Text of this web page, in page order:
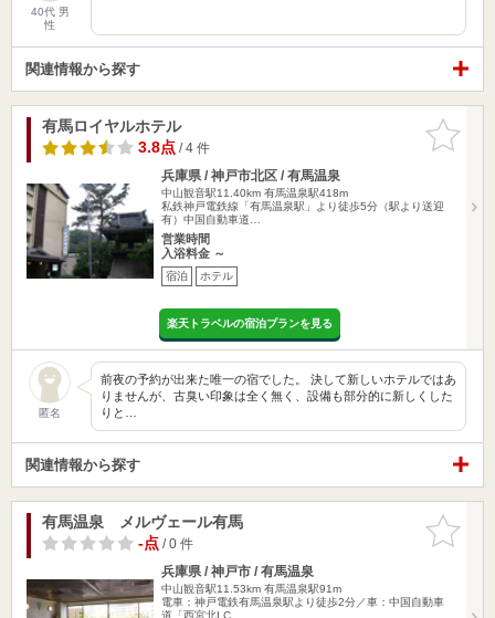
40代 男
性
関連情報から探す
お気に入
りに追加
有馬ロイヤルホテル
3.8点/ 4 件
兵庫県 / 神戸市北区 / 有馬温泉
中山観音駅11.40km 有馬温泉駅418m
私鉄神戸電鉄線「有馬温泉駅」より徒歩5分（駅より送迎
有）中国自動車道…
営業時間
入浴料金 ～
宿泊 ホテル
楽天トラベルの宿泊プランを見る
匿名
前夜の予約が出来た唯一の宿でした。 決して新しいホテルではあ
りませんが、古臭い印象は全く無く、設備も部分的に新しくした
りと…
関連情報から探す
お気に入
りに追加
有馬温泉 メルヴェール有馬
-点/ 0 件
兵庫県 / 神戸市 / 有馬温泉
中山観音駅11.53km 有馬温泉駅91m
電車：神戸電鉄有馬温泉駅より徒歩2分／車：中国自動車
道「西宮北I.C…